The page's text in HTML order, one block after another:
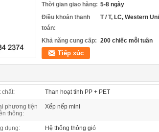
Thời gian giao hàng: 5-8 ngày
Điều khoản thanh
toán:
T / T, LC, Western
Khả năng cung cấp: 200 chiếc mỗi tuần
Tiếp xúc
chất: Than hoạt tính PP + PET
phương tiện
thông:
Xếp nếp mini
dụng: Hệ thống thông gió